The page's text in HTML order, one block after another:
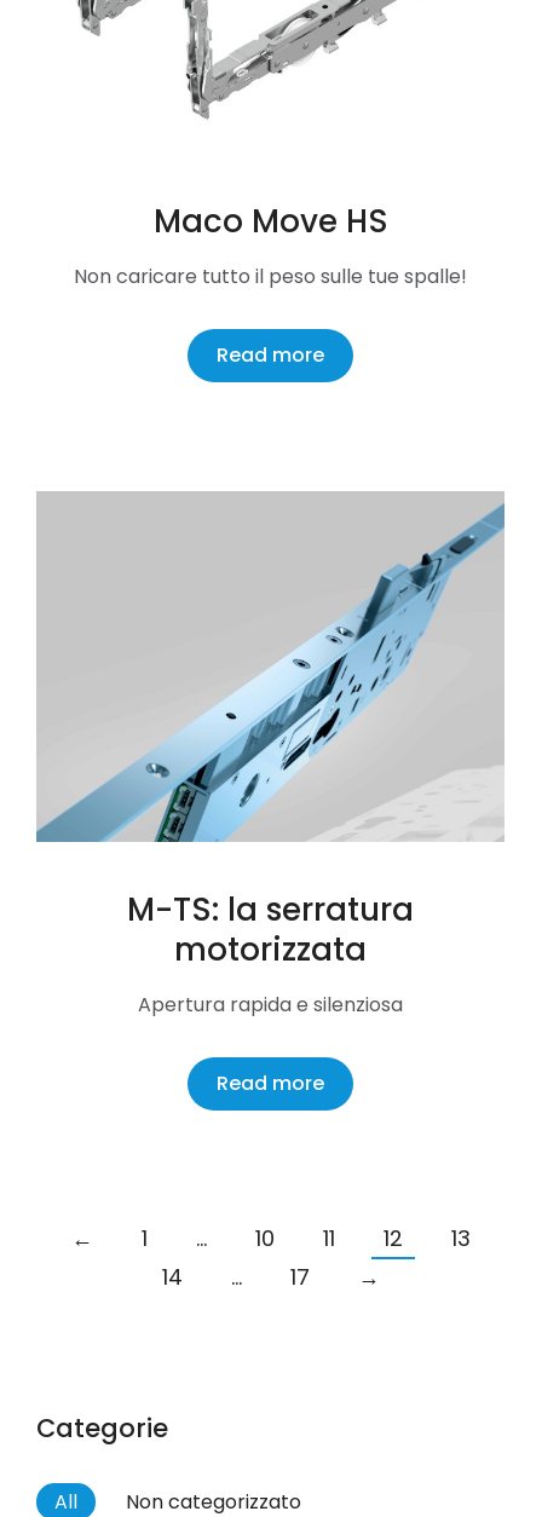
Maco Move HS
Non caricare tutto il peso sulle tue spalle!
Read more
M-TS: la serratura
motorizzata
Apertura rapida e silenziosa
Read more
← 1 … 10 11 12
13
14
… 17 →
Categorie
All Non categorizzato